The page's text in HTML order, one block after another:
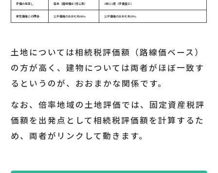
評価の見直し 毎年（路線価は7月公表） 3年に1度（評価替え）
実勢価格との関係 公示価格のおおむね80% 公示価格のおおむね70%
土地については相続税評価額（路線価ベース）
の方が高く、建物については両者がほぼ一致す
るというのが、おおまかな関係です。
なお、倍率地域の土地評価では、固定資産税評
価額を出発点として相続税評価額を計算するた
め、両者がリンクして動きます。